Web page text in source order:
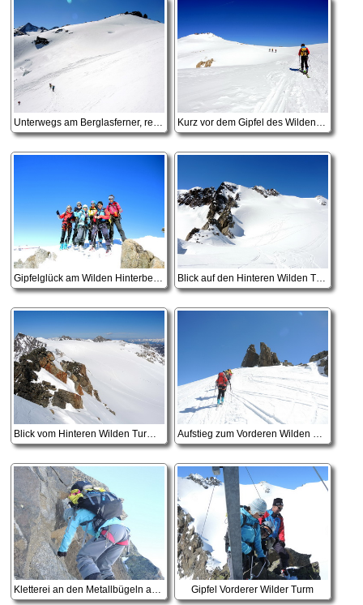
Blick vom Hinteren Wilden Turm zum Wilden Hinterbergl
Gipfel Vorderer Wilder Turm